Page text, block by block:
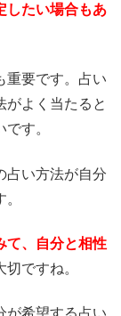
したい場合もあ
重要です。占い
がよく当たると
す。
占い方法が自分
て、自分と相性
ですね。